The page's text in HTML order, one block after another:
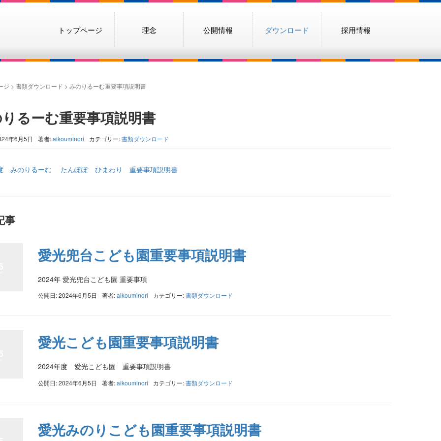
トップページ 理念 公開情報 ダウンロード 採用情報
ジ > 書類ダウンロード > みのりるーむ重要事項説明書
るーむ重要事項説明書
年6月5日 著者:aikouminori カテゴリー:書類ダウンロード
みのりるーむ たんぽぽ ひまわり 重要事項説明書
事
愛光兜台こども園重要事項説明書
2024年 愛光兜台こども園 重要事項
公開日: 2024年6月5日 著者:aikouminori カテゴリー:書類ダウンロード
愛光こども園重要事項説明書
2024年度 愛光こども園 重要事項説明書
公開日: 2024年6月5日 著者:aikouminori カテゴリー:書類ダウンロード
愛光みのりこども園重要事項説明書